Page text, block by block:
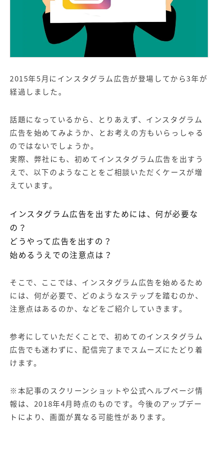
【IT企業向け】マーケティン
SNSアカウント運用代行サー
ビス（LINE）
【クリニック向け】新規集患
Web広告サービス
【歯科業界向け】新規集患
集客Web広告パッケージ
ジ
商圏ねらいうちパッケージ
Web制作の製品
2015年5月にインスタグラム広告が登場してから3年が
経過しました。
話題になっているから、とりあえず、インスタグラム
広告を始めてみようか、とお考えの方もいらっしゃる
のではないでしょうか。
実際、弊社にも、初めてインスタグラム広告を出すう
えで、以下のようなことをご相談いただくケースが増
えています。
インスタグラム広告を出すためには、何が必要な
の？
どうやって広告を出すの？
始めるうえでの注意点は？
そこで、ここでは、インスタグラム広告を始めるため
には、何が必要で、どのようなステップを踏むのか、
注意点はあるのか、などをご紹介していきます。
参考にしていただくことで、初めてのインスタグラム
広告でも迷わずに、配信完了までスムーズにたどり着
けます。
※本記事のスクリーンショットや公式ヘルプページ情
報は、2018年4月時点のものです。今後のアップデー
トにより、画面が異なる可能性があります。